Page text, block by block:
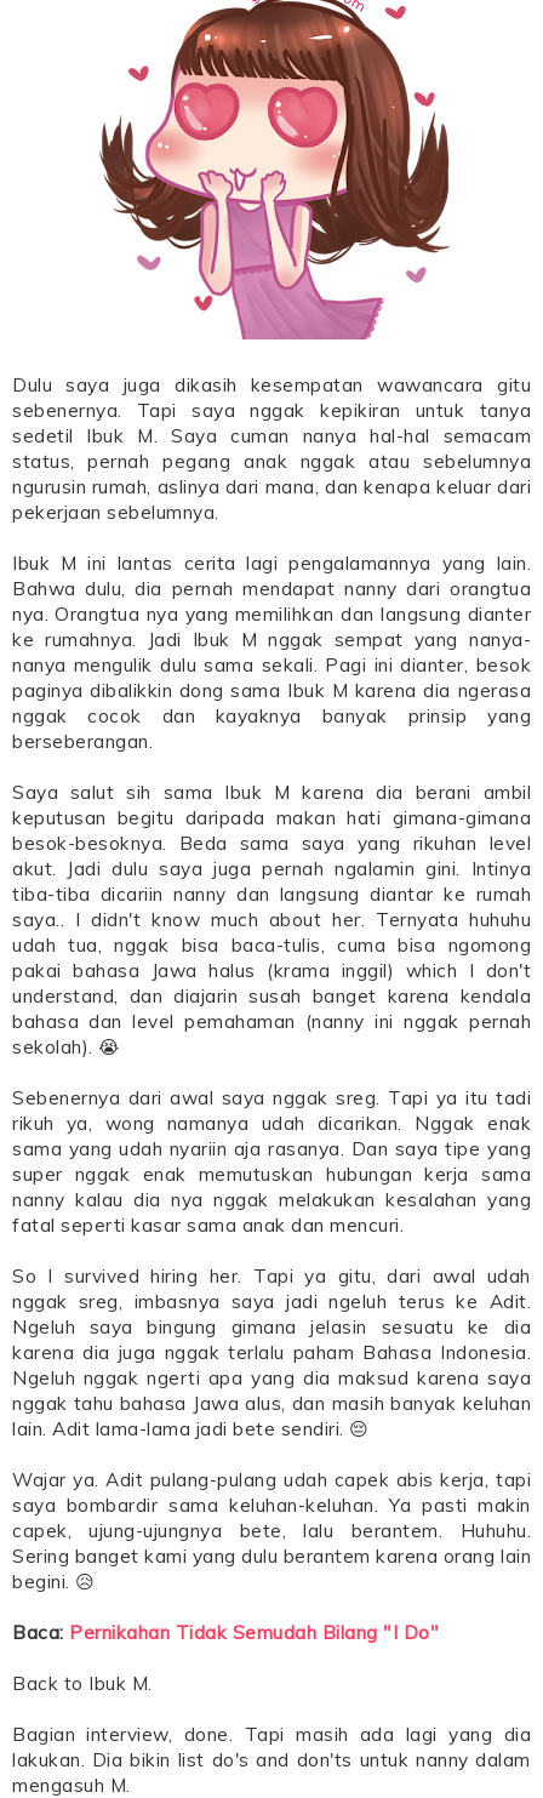
Dulu saya juga dikasih kesempatan wawancara gitu
sebenernya. Tapi saya nggak kepikiran untuk tanya
sedetil Ibuk M. Saya cuman nanya hal-hal semacam
status, pernah pegang anak nggak atau sebelumnya
ngurusin rumah, aslinya dari mana, dan kenapa keluar dari
pekerjaan sebelumnya.
Ibuk M ini lantas cerita lagi pengalamannya yang lain.
Bahwa dulu, dia pernah mendapat nanny dari orangtua
nya. Orangtua nya yang memilihkan dan langsung dianter
ke rumahnya. Jadi Ibuk M nggak sempat yang nanya-
nanya mengulik dulu sama sekali. Pagi ini dianter, besok
paginya dibalikkin dong sama Ibuk M karena dia ngerasa
nggak cocok dan kayaknya banyak prinsip yang
berseberangan.
Saya salut sih sama Ibuk M karena dia berani ambil
keputusan begitu daripada makan hati gimana-gimana
besok-besoknya. Beda sama saya yang rikuhan level
akut. Jadi dulu saya juga pernah ngalamin gini. Intinya
tiba-tiba dicariin nanny dan langsung diantar ke rumah
saya.. I didn't know much about her. Ternyata huhuhu
udah tua, nggak bisa baca-tulis, cuma bisa ngomong
pakai bahasa Jawa halus (krama inggil) which I don't
understand, dan diajarin susah banget karena kendala
bahasa dan level pemahaman (nanny ini nggak pernah
sekolah). 😭
Sebenernya dari awal saya nggak sreg. Tapi ya itu tadi
rikuh ya, wong namanya udah dicarikan. Nggak enak
sama yang udah nyariin aja rasanya. Dan saya tipe yang
super nggak enak memutuskan hubungan kerja sama
nanny kalau dia nya nggak melakukan kesalahan yang
fatal seperti kasar sama anak dan mencuri.
So I survived hiring her. Tapi ya gitu, dari awal udah
nggak sreg, imbasnya saya jadi ngeluh terus ke Adit.
Ngeluh saya bingung gimana jelasin sesuatu ke dia
karena dia juga nggak terlalu paham Bahasa Indonesia.
Ngeluh nggak ngerti apa yang dia maksud karena saya
nggak tahu bahasa Jawa alus, dan masih banyak keluhan
lain. Adit lama-lama jadi bete sendiri. 😔
Wajar ya. Adit pulang-pulang udah capek abis kerja, tapi
saya bombardir sama keluhan-keluhan. Ya pasti makin
capek, ujung-ujungnya bete, lalu berantem. Huhuhu.
Sering banget kami yang dulu berantem karena orang lain
begini. 😥
Baca: Pernikahan Tidak Semudah Bilang "I Do"
Back to Ibuk M.
Bagian interview, done. Tapi masih ada lagi yang dia
lakukan. Dia bikin list do's and don'ts untuk nanny dalam
mengasuh M.